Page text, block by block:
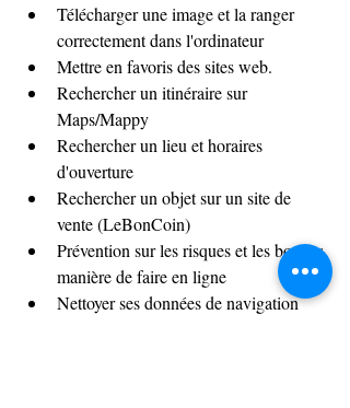
Télécharger une image et la ranger
correctement dans l'ordinateur
Mettre en favoris des sites web.
Rechercher un itinéraire sur
Maps/Mappy
Rechercher un lieu et horaires
d'ouverture
Rechercher un objet sur un site de
vente (LeBonCoin)
Prévention sur les risques et les bonnes
manière de faire en ligne
Nettoyer ses données de navigation